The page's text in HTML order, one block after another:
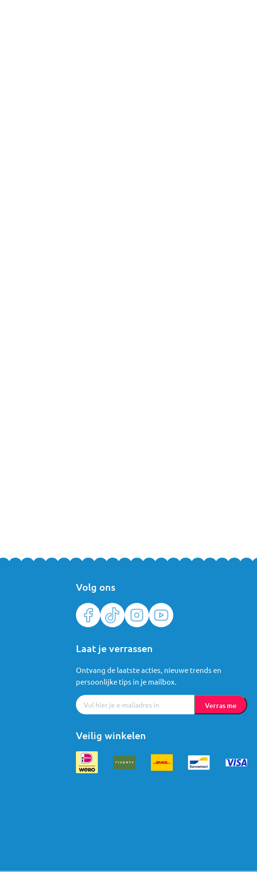
Volg ons
Veilig winkelen
Laat je verrassen
Ontvang de laatste acties, nieuwe trends en
persoonlijke tips in je mailbox.
Verras me